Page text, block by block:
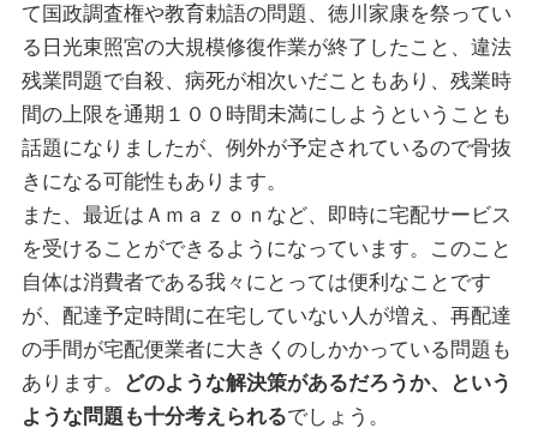
て国政調査権や教育勅語の問題、徳川家康を祭ってい
る日光東照宮の大規模修復作業が終了したこと、違法
残業問題で自殺、病死が相次いだこともあり、残業時
間の上限を通期１００時間未満にしようということも
話題になりましたが、例外が予定されているので骨抜
きになる可能性もあります。
また、最近はＡｍａｚｏｎなど、即時に宅配サービス
を受けることができるようになっています。このこと
自体は消費者である我々にとっては便利なことです
が、配達予定時間に在宅していない人が増え、再配達
の手間が宅配便業者に大きくのしかかっている問題も
あります。
どのような解決策があるだろうか、という
ような問題も十分考えられるでしょう。